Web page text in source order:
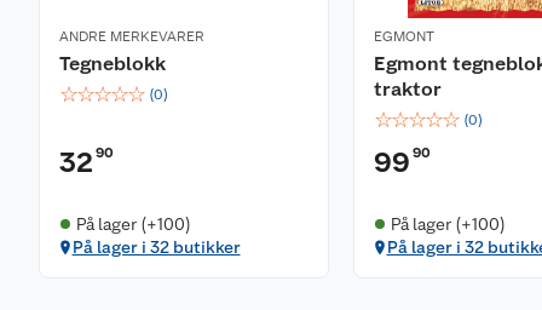
ANDRE MERKEVARER
Tegneblokk
☆☆☆☆☆ (0)
32 90
På lager (+100)
På lager i 32 butikker
EGMONT
Egmont
traktor
☆☆☆☆☆ (0)
99 90
På lager (+100)
På lager i 32